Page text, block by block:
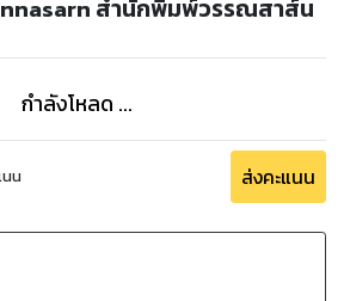
สำนักพิมพ์วรรณสาส์น
กำลังโหลด ...
นน ส่งคะแนน